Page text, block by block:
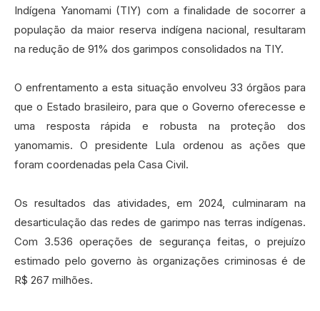
Indígena Yanomami (TIY) com a finalidade de socorrer a
população da maior reserva indígena nacional, resultaram
na redução de 91% dos garimpos consolidados na TIY.
O enfrentamento a esta situação envolveu 33 órgãos para
que o Estado brasileiro, para que o Governo oferecesse e
uma resposta rápida e robusta na proteção dos
yanomamis. O presidente Lula ordenou as ações que
foram coordenadas pela Casa Civil.
Os resultados das atividades, em 2024, culminaram na
desarticulação das redes de garimpo nas terras indígenas.
Com 3.536 operações de segurança feitas, o prejuízo
estimado pelo governo às organizações criminosas é de
R$ 267 milhões.